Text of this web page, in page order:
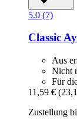
5.0 (7)
Classic
Aus
Nicht
Für
11,59 €
Zustellung